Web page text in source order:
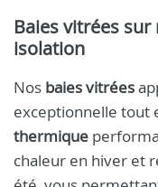
Baies vitrées
isolation
Nos baies vitrées
exceptionnelle tout
thermique
chaleur en hiver et